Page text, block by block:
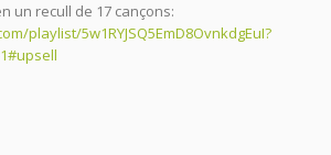
un recull de 17 cançons:
playlist/5w1RYJSQ5EmD8OvnkdgEuI?